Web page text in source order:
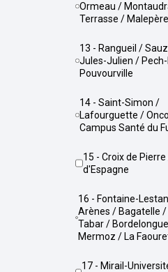
Ormeau /
Terrasse / Malepère
13 - Rangueil / Sauzelong /
Jules-Julien /
Pouvourville
14 - Saint-Simon /
Lafourguette /
Campus Santé du
15 - Croix de Pierre / Route
d'Espagne
16 - Fontaine-Lestang /
Arènes / Bagatelle
Tabar /
Mermoz / La
17 - Mirail-Université /